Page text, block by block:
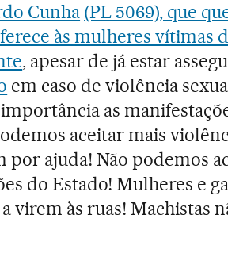
Cunha (PL 5069), que
às mulheres vítimas
, apesar de já estar
em caso de violência
as
aceitar mais
por ajuda! Não podemos
do Estado! Mulheres e
virem às ruas! Machistas